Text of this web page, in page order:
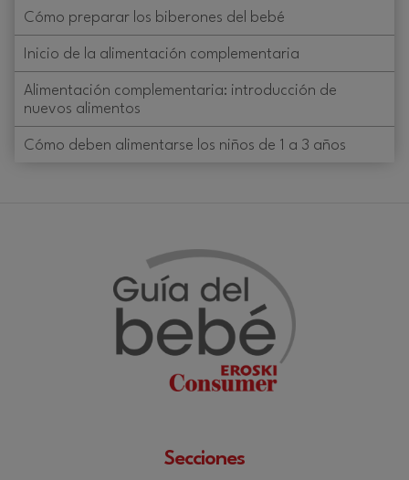
Cómo preparar los biberones del bebé
Inicio de la alimentación complementaria
Alimentación complementaria: introducción de
nuevos alimentos
Cómo deben alimentarse los niños de 1 a 3 años
Secciones